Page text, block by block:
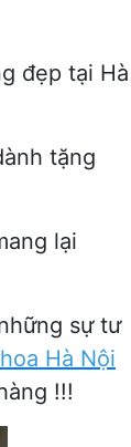
đẹp tại Hà
tặng
lại
sự tư
Hà Nội
!!!